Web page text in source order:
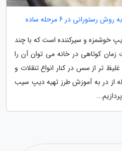
خوشمزه و سیرکننده است که با چند
کوتاهی در خانه می توان آن را
تر از سس در کنار انواع تنقلات و
از در به آموزش طرز تهیه دیپ سیب